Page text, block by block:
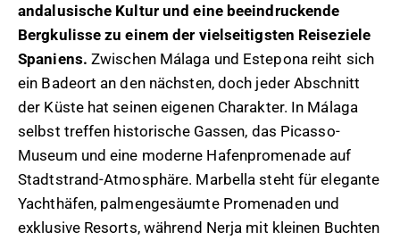
andalusische Kultur und eine beeindruckende
Bergkulisse zu einem der vielseitigsten Reiseziele
Spaniens. Zwischen Málaga und Estepona reiht sich
ein Badeort an den nächsten, doch jeder Abschnitt
der Küste hat seinen eigenen Charakter. In Málaga
selbst treffen historische Gassen, das Picasso-
Museum und eine moderne Hafenpromenade auf
Stadtstrand-Atmosphäre. Marbella steht für elegante
Yachthäfen, palmengesäumte Promenaden und
exklusive Resorts, während Nerja mit kleinen Buchten